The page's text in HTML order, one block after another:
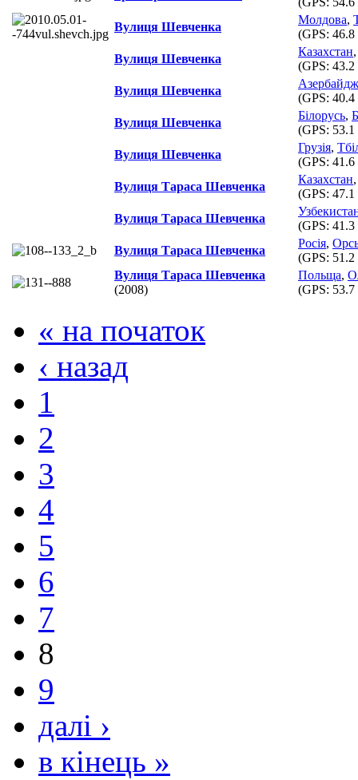
Вулиця Шевченка
Молдова,
(GPS: 46.8
Вулиця Шевченка
Казахстан
(GPS: 43.2
Вулиця Шевченка
(GPS: 40.4
Вулиця Шевченка
Білорусь,
(GPS: 53.1
Вулиця Шевченка
Грузія,
(GPS: 41.6
Вулиця Тараса Шевченка
Казахстан
(GPS: 47.1
Вулиця Тараса Шевченка
(GPS: 41.3
Вулиця Тараса Шевченка
Росія,
(GPS: 51.2
Вулиця Тараса Шевченка
(2008)
Польща,
(GPS: 53.7
« на початок
‹ назад
1
2
3
4
5
6
7
8
9
далі ›
в кінець »